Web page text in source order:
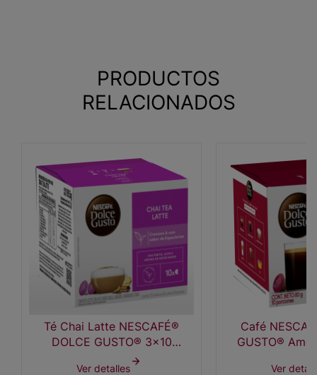
PRODUCTOS
RELACIONADOS
Té Chai Latte NESCAFÉ®
DOLCE GUSTO® 3x10
cápsulas
Ver detalles
Café
GUSTO®
Ver